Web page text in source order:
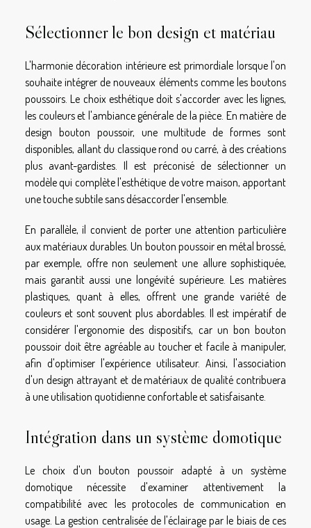
Sélectionner le bon design et matériau
L'harmonie décoration intérieure est primordiale lorsque l'on
souhaite intégrer de nouveaux éléments comme les boutons
poussoirs. Le choix esthétique doit s'accorder avec les lignes,
les couleurs et l'ambiance générale de la pièce. En matière de
design bouton poussoir, une multitude de formes sont
disponibles, allant du classique rond ou carré, à des créations
plus avant-gardistes. Il est préconisé de sélectionner un
modèle qui complète l'esthétique de votre maison, apportant
une touche subtile sans désaccorder l'ensemble.
En parallèle, il convient de porter une attention particulière
aux matériaux durables. Un bouton poussoir en métal brossé,
par exemple, offre non seulement une allure sophistiquée,
mais garantit aussi une longévité supérieure. Les matières
plastiques, quant à elles, offrent une grande variété de
couleurs et sont souvent plus abordables. Il est impératif de
considérer l'ergonomie des dispositifs, car un bon bouton
poussoir doit être agréable au toucher et facile à manipuler,
afin d'optimiser l'expérience utilisateur. Ainsi, l'association
d'un design attrayant et de matériaux de qualité contribuera
à une utilisation quotidienne confortable et satisfaisante.
Intégration dans un système domotique
Le choix d'un bouton poussoir adapté à un système
domotique nécessite d'examiner attentivement la
compatibilité avec les protocoles de communication en
usage. La gestion centralisée de l'éclairage par le biais de ces